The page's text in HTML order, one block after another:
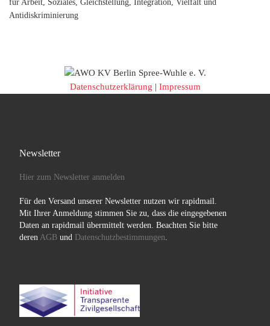
Antidiskriminierung
Datenschutzerklärung | Impressum
Newsletter
Hier zum Newsletter anmelden
Für den Versand unserer Newsletter nutzen wir rapidmail.
Mit Ihrer Anmeldung stimmen Sie zu, dass die eingegebenen
Daten an rapidmail übermittelt werden. Beachten Sie bitte
deren AGBund Datenschutzbestimmungen.